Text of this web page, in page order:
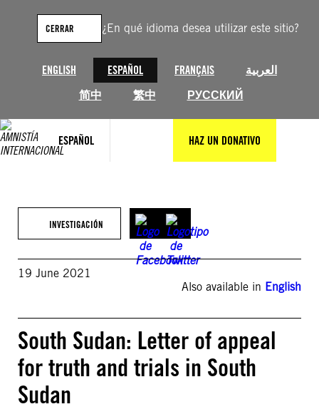
¿En qué idioma desea utilizar este sitio?
ENGLISH ESPAÑOL FRANÇAIS
العربية
简中
繁中 РУССКИЙ
CERRAR
ESPAÑOL HAZ UN DONATIVO
contenido
INVESTIGACIÓN
19 June 2021
Also available in English
South Sudan: Letter of appeal
for truth and trials in South
Sudan